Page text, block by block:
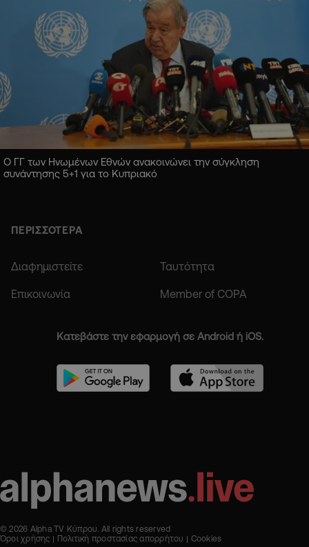
Ο ΓΓ των Ηνωμένων Εθνών ανακοινώνει την σύγκληση
συνάντησης 5+1 για το Κυπριακό
ΠΕΡΙΣΣΟΤΕΡΑ
Διαφημιστείτε Ταυτότητα
Επικοινωνία Member of COPA
Κατεβάστε την εφαρμογή σε Android ή iOS.
© 2026 Alpha TV Κύπρου. All rights reserved
Όροι χρήσης
Πολιτική προστασίας απορρήτου Cookies